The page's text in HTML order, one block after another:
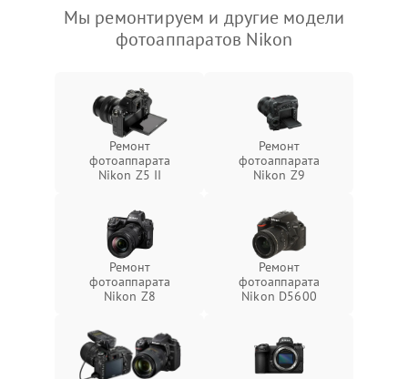
Мы ремонтируем и другие модели
фотоаппаратов Nikon
Ремонт
фотоаппарата
Nikon Z5 II
Ремонт
фотоаппарата
Nikon Z9
Ремонт
фотоаппарата
Nikon Z8
Ремонт
фотоаппарата
Nikon D5600